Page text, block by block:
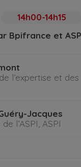
14h00-14h15
Bpifrance et
l’expertise et
Jacques
de l’ASPI, ASPI